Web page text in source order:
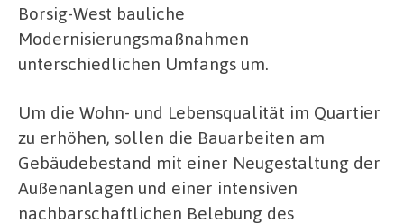
Borsig-West bauliche
Modernisierungsmaßnahmen
unterschiedlichen Umfangs um.
Um die Wohn- und Lebensqualität im Quartier
zu erhöhen, sollen die Bauarbeiten am
Gebäudebestand mit einer Neugestaltung der
Außenanlagen und einer intensiven
nachbarschaftlichen Belebung des